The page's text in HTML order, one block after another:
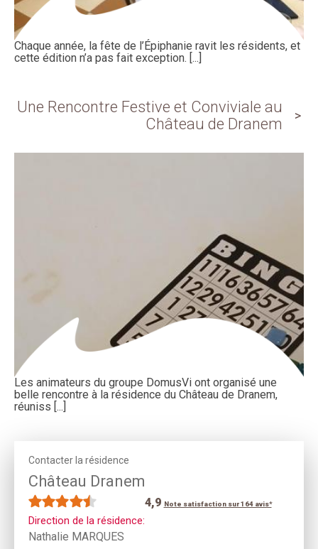
Chaque année, la fête de l’Épiphanie ravit les résidents, et
cette édition n’a pas fait exception. [...]
Une Rencontre Festive et Conviviale au
Château de Dranem
Les animateurs du groupe DomusVi ont organisé une
belle rencontre à la résidence du Château de Dranem,
réuniss [...]
Contacter la résidence
Château Dranem
4,9 Note satisfaction sur 164 avis*
Direction de la résidence:
Nathalie MARQUES